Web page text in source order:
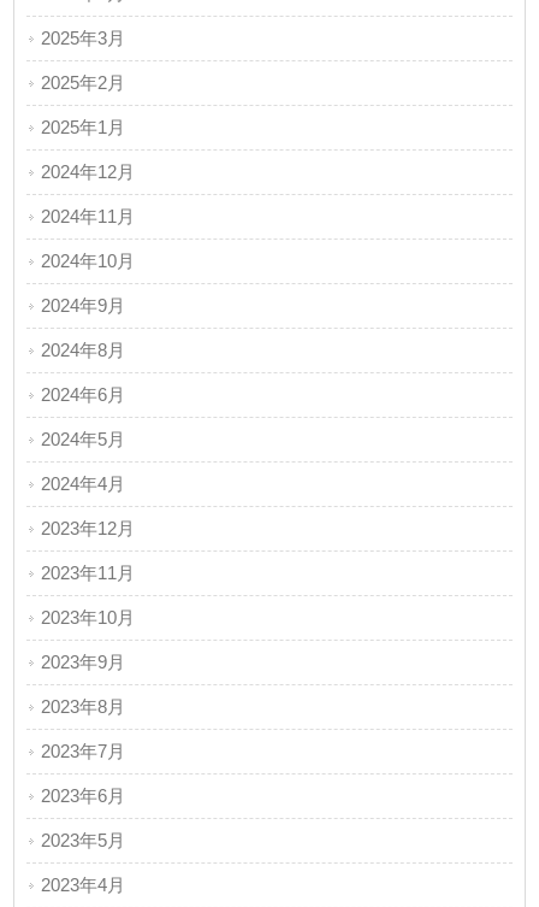
2025年3月
2025年2月
2025年1月
2024年12月
2024年11月
2024年10月
2024年9月
2024年8月
2024年6月
2024年5月
2024年4月
2023年12月
2023年11月
2023年10月
2023年9月
2023年8月
2023年7月
2023年6月
2023年5月
2023年4月